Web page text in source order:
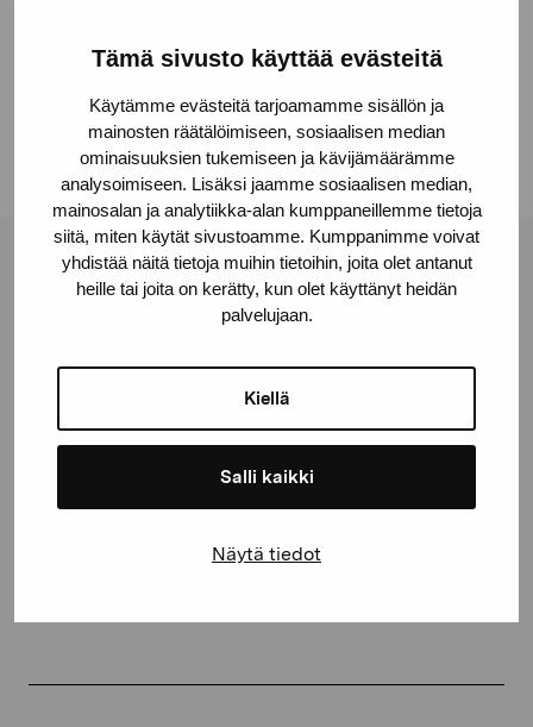
Tämä sivusto käyttää evästeitä
Käytämme evästeitä tarjoamamme sisällön ja
mainosten räätälöimiseen, sosiaalisen median
ominaisuuksien tukemiseen ja kävijämäärämme
analysoimiseen. Lisäksi jaamme sosiaalisen median,
mainosalan ja analytiikka-alan kumppaneillemme tietoja
siitä, miten käytät sivustoamme. Kumppanimme voivat
yhdistää näitä tietoja muihin tietoihin, joita olet antanut
heille tai joita on kerätty, kun olet käyttänyt heidän
palvelujaan.
Kiellä
Salli kaikki
Näytä tiedot
Linkedin
Pro Artibus Foundation
+358 (0)50 371 6339